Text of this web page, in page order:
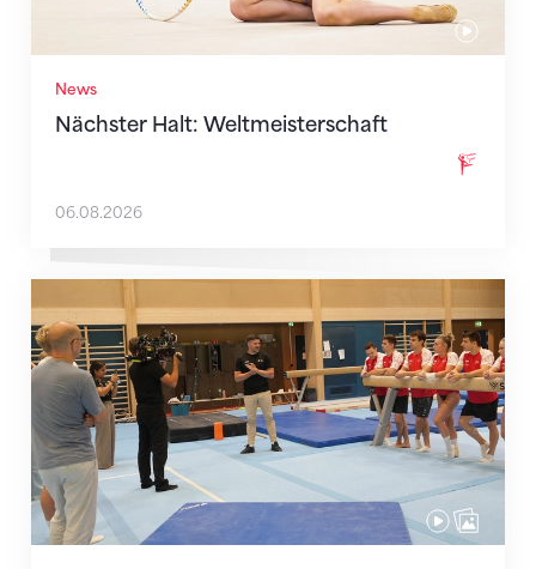
News
Nächster Halt: Weltmeisterschaft
06.08.2026
Mit klaren Zielen nach Zagreb